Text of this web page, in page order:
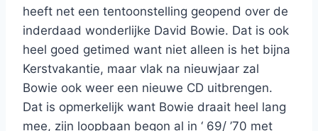
heeft net een tentoonstelling geopend over de
inderdaad wonderlijke David Bowie. Dat is ook
heel goed getimed want niet alleen is het bijna
Kerstvakantie, maar vlak na nieuwjaar zal
Bowie ook weer een nieuwe CD uitbrengen.
Dat is opmerkelijk want Bowie draait heel lang
mee, zijn loopbaan begon al in ‘ 69/ ’70 met